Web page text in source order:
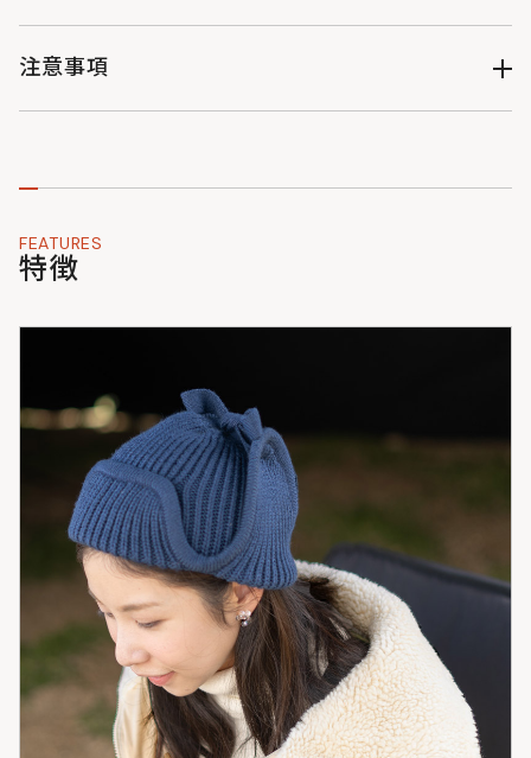
イエローアイボリー : HT060-IV-S : 4582708764423
イエローアイボリー : HT060-IV-M : 4582708764430
ロイヤルブルー : HT060-BL-M : 4582708764454
注意事項
・製品改良のため予告なくデザイン・仕様を変更する場合があ
明の当たり具合などにより、実物の色味と異なって見えること
がございます。
FEATURES
特徴